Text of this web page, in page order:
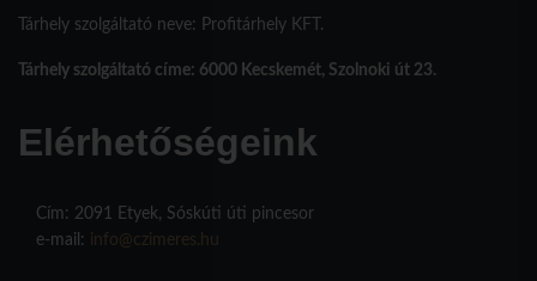
Tárhely szolgáltató neve: Profitárhely KFT.
Tárhely szolgáltató címe: 6000 Kecskemét, Szolnoki út 23.
Elérhetőségeink
Cím: 2091 Etyek, Sóskúti úti pincesor
e-mail: info@czimeres.hu